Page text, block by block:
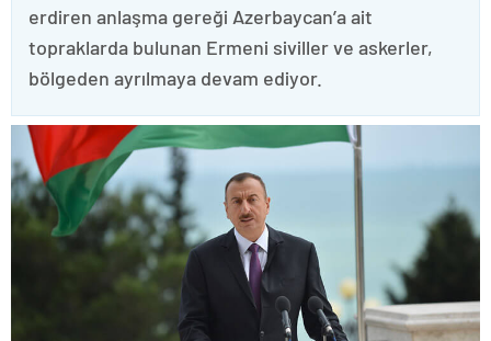
erdiren anlaşma gereği Azerbaycan’a ait
topraklarda bulunan Ermeni siviller ve askerler,
bölgeden ayrılmaya devam ediyor.